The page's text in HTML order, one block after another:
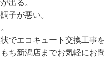
出る。
子が悪い。
でエコキュート交換工事
ち新潟店までお気軽にお